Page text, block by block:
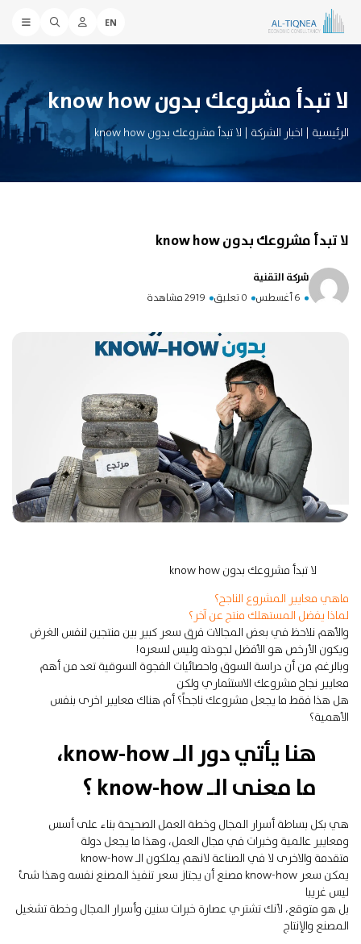
EN
لا تبدأ مشروعك بدون know how
الرئيسية | اخبار الشركة | لا تبدأ مشروعك بدون know how
لا تبدأ مشروعك بدون know how
شركة التقنية
6 أغسطس 0 تعليق 2919 مشاهدة
لا تبدأ مشروعك بدون know how
ماهي معايير المشروع الناجح؟
لماذا يفضل المستهلك منتج عن آخر؟
والأهم نلاحظ في بعض المجالات فرق سعر كبير بين منتجين لنفس الغرض
ويكون الأرخص هو الأفضل لجودته وليس لسعره!
وبالرغم من أن دراسة السوق واحصائيات الفجوة السوقية تعد من أهم
معايير نجاح مشروعك الاستثماري ولكن
هل هذا فقط ما يجعل مشروعك ناجحاً؟ أم هناك معايير اخرى بنفس
الأهمية؟
هنا يأتي دور الـ know-how،
ما معنى الـ know-how ؟
هي بكل بساطة أسرار المجال وخطة العمل الصحيحة بناء على أسس
ومعايير عالمية وخبرات في مجال العمل، وهذا ما يجعل دولة
متقدمة والاخرى لا في الصناعة لانهم يملكون الـ know-how
يمكن سعر know-how مصنع أن يجتاز سعر تنفيذ المصنع نفسه وهذا شئ
ليس غريبا
بل هو متوقع، لأنك تشتري عصارة خبرات سنين وأسرار المجال وخطة تشغيل
المصنع والإنتاج